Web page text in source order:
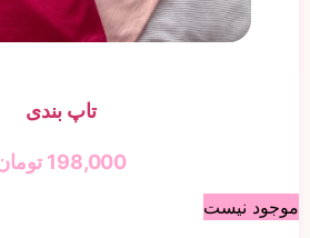
تاپ بندی
198,000 تومان
موجود نیست